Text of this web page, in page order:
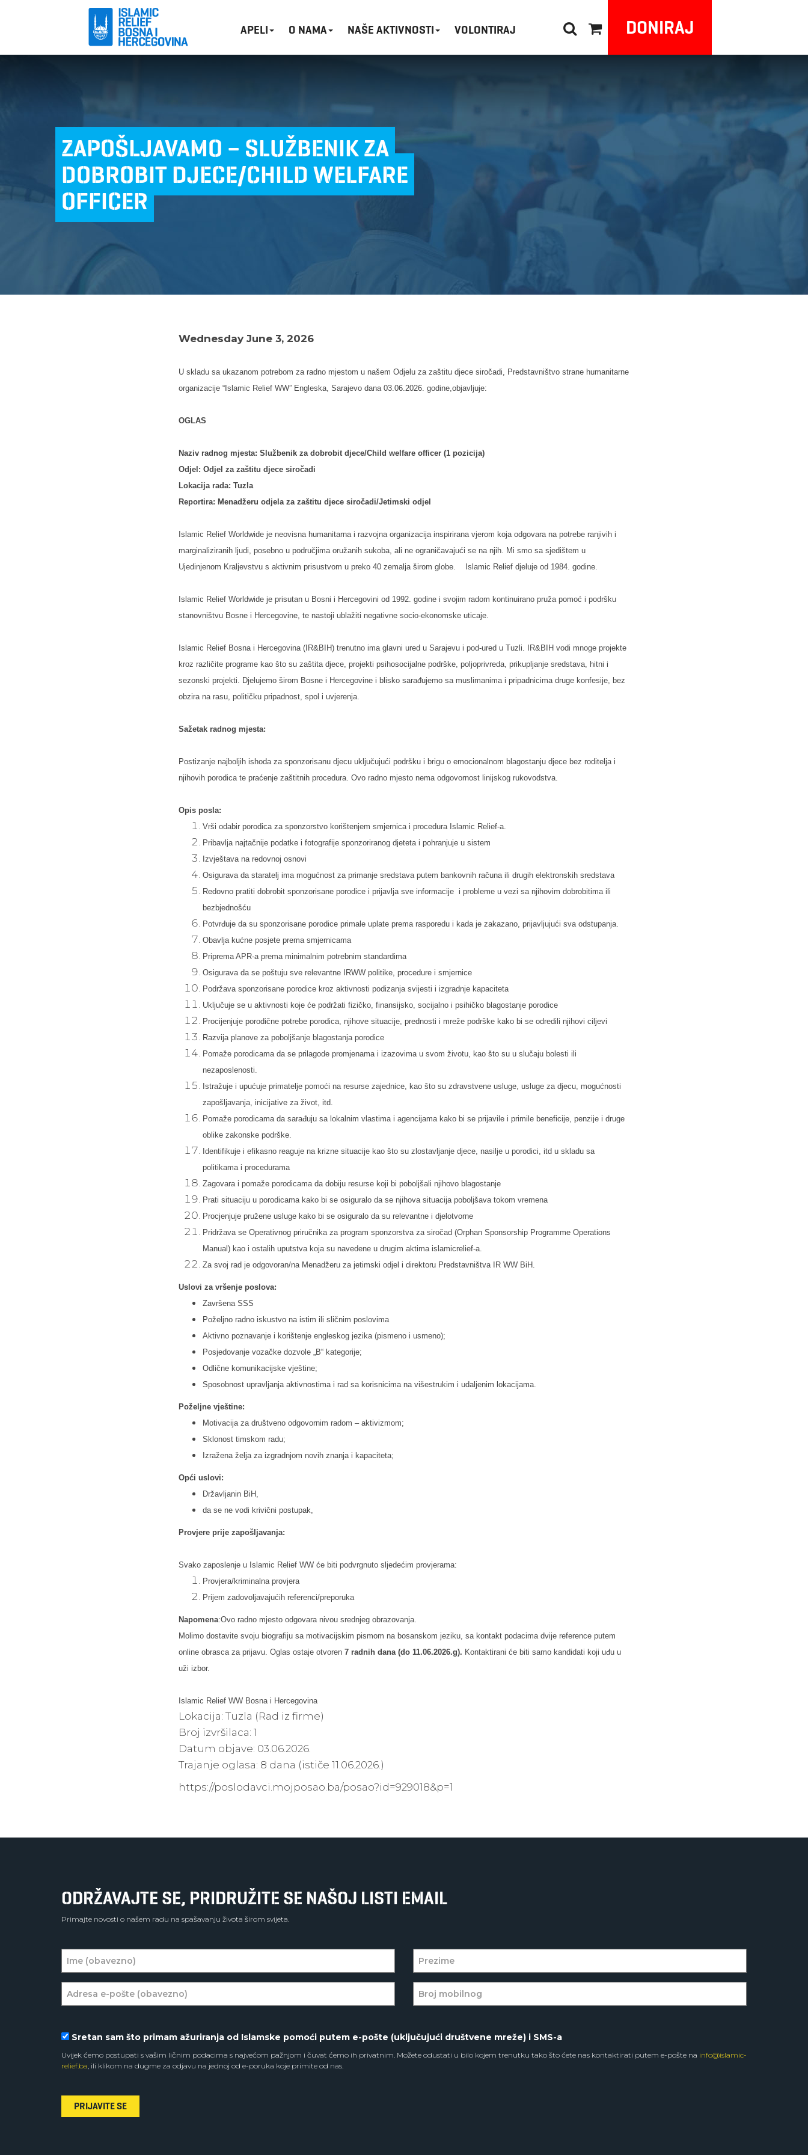
APELI O NAMA NAŠE AKTIVNOSTI VOLONTIRAJ DONIRAJ
ZAPOŠLJAVAMO – SLUŽBENIK ZA
DOBROBIT DJECE/CHILD WELFARE
OFFICER
Wednesday June 3, 2026
U skladu sa ukazanom potrebom za radno mjestom u našem Odjelu za zaštitu djece siročadi, Predstavništvo strane humanitarne
organizacije “Islamic Relief WW” Engleska, Sarajevo dana 03.06.2026. godine,objavljuje:
OGLAS
Naziv radnog mjesta: Službenik za dobrobit djece/Child welfare officer (1 pozicija)
Odjel: Odjel za zaštitu djece siročadi
Lokacija rada: Tuzla
Reportira: Menadžeru odjela za zaštitu djece siročadi/Jetimski odjel
Islamic Relief Worldwide je neovisna humanitarna i razvojna organizacija inspirirana vjerom koja odgovara na potrebe ranjivih i
marginaliziranih ljudi, posebno u područjima oružanih sukoba, ali ne ograničavajući se na njih. Mi smo sa sjedištem u
Ujedinjenom Kraljevstvu s aktivnim prisustvom u preko 40 zemalja širom globe. Islamic Relief djeluje od 1984. godine.
Islamic Relief Worldwide je prisutan u Bosni i Hercegovini od 1992. godine i svojim radom kontinuirano pruža pomoć i podršku
stanovništvu Bosne i Hercegovine, te nastoji ublažiti negativne socio-ekonomske uticaje.
Islamic Relief Bosna i Hercegovina (IR&BIH) trenutno ima glavni ured u Sarajevu i pod-ured u Tuzli. IR&BIH vodi mnoge projekte
kroz različite programe kao što su zaštita djece, projekti psihosocijalne podrške, poljoprivreda, prikupljanje sredstava, hitni i
sezonski projekti. Djelujemo širom Bosne i Hercegovine i blisko sarađujemo sa muslimanima i pripadnicima druge konfesije, bez
obzira na rasu, političku pripadnost, spol i uvjerenja.
Sažetak radnog mjesta:
Postizanje najboljih ishoda za sponzorisanu djecu uključujući podršku i brigu o emocionalnom blagostanju djece bez roditelja i
njihovih porodica te praćenje zaštitnih procedura. Ovo radno mjesto nema odgovornost linijskog rukovodstva.
Opis posla:
Vrši odabir porodica za sponzorstvo korištenjem smjernica i procedura Islamic Relief-a.
Pribavlja najtačnije podatke i fotografije sponzoriranog djeteta i pohranjuje u sistem
Izvještava na redovnoj osnovi
Osigurava da staratelj ima mogućnost za primanje sredstava putem bankovnih računa ili drugih elektronskih sredstava
Redovno pratiti dobrobit sponzorisane porodice i prijavlja sve informacije i probleme u vezi sa njihovim dobrobitima ili
bezbjednošću
Potvrđuje da su sponzorisane porodice primale uplate prema rasporedu i kada je zakazano, prijavljujući sva odstupanja.
Obavlja kućne posjete prema smjernicama
Priprema APR-a prema minimalnim potrebnim standardima
Osigurava da se poštuju sve relevantne IRWW politike, procedure i smjernice
Podržava sponzorisane porodice kroz aktivnosti podizanja svijesti i izgradnje kapaciteta
Uključuje se u aktivnosti koje će podržati fizičko, finansijsko, socijalno i psihičko blagostanje porodice
Procijenjuje porodične potrebe porodica, njihove situacije, prednosti i mreže podrške kako bi se odredili njihovi ciljevi
Razvija planove za poboljšanje blagostanja porodice
Pomaže porodicama da se prilagode promjenama i izazovima u svom životu, kao što su u slučaju bolesti ili
nezaposlenosti.
Istražuje i upućuje primatelje pomoći na resurse zajednice, kao što su zdravstvene usluge, usluge za djecu, mogućnosti
zapošljavanja, inicijative za život, itd.
Pomaže porodicama da sarađuju sa lokalnim vlastima i agencijama kako bi se prijavile i primile beneficije, penzije i druge
oblike zakonske podrške.
Identifikuje i efikasno reaguje na krizne situacije kao što su zlostavljanje djece, nasilje u porodici, itd u skladu sa
politikama i procedurama
Zagovara i pomaže porodicama da dobiju resurse koji bi poboljšali njihovo blagostanje
Prati situaciju u porodicama kako bi se osiguralo da se njihova situacija poboljšava tokom vremena
Procjenjuje pružene usluge kako bi se osiguralo da su relevantne i djelotvorne
Pridržava se Operativnog priručnika za program sponzorstva za siročad (Orphan Sponsorship Programme Operations
Manual) kao i ostalih uputstva koja su navedene u drugim aktima islamicrelief-a.
Za svoj rad je odgovoran/na Menadžeru za jetimski odjel i direktoru Predstavništva IR WW BiH.
Uslovi za vršenje poslova:
Završena SSS
Poželjno radno iskustvo na istim ili sličnim poslovima
Aktivno poznavanje i korištenje engleskog jezika (pismeno i usmeno);
Posjedovanje vozačke dozvole „B“ kategorije;
Odlične komunikacijske vještine;
Sposobnost upravljanja aktivnostima i rad sa korisnicima na višestrukim i udaljenim lokacijama.
Poželjne vještine:
Motivacija za društveno odgovornim radom – aktivizmom;
Sklonost timskom radu;
Izražena želja za izgradnjom novih znanja i kapaciteta;
Opći uslovi:
Državljanin BiH,
da se ne vodi krivični postupak,
Provjere prije zapošljavanja:
Svako zaposlenje u Islamic Relief WW će biti podvrgnuto sljedećim provjerama:
Provjera/kriminalna provjera
Prijem zadovoljavajućih referenci/preporuka
Napomena:Ovo radno mjesto odgovara nivou srednjeg obrazovanja.
Molimo dostavite svoju biografiju sa motivacijskim pismom na bosanskom jeziku, sa kontakt podacima dvije reference putem
online obrasca za prijavu. Oglas ostaje otvoren 7 radnih dana (do 11.06.2026.g). Kontaktirani će biti samo kandidati koji uđu u
uži izbor.
Islamic Relief WW Bosna i Hercegovina
Lokacija: Tuzla (Rad iz firme)
Broj izvršilaca: 1
Datum objave: 03.06.2026.
Trajanje oglasa: 8 dana (ističe 11.06.2026.)
https://poslodavci.mojposao.ba/posao?id=929018&p=1
ODRŽAVAJTE SE, PRIDRUŽITE SE NAŠOJ LISTI EMAIL
Primajte novosti o našem radu na spašavanju života širom svijeta.
Sretan sam što primam ažuriranja od Islamske pomoći putem e-pošte (uključujući društvene mreže) i SMS-a
Uvijek ćemo postupati s vašim ličnim podacima s najvećom pažnjom i čuvat ćemo ih privatnim. Možete odustati u bilo kojem trenutku tako što ćete nas kontaktirati putem e-pošte na info@islamic-
relief.ba, ili klikom na dugme za odjavu na jednoj od e-poruka koje primite od nas.
PRIJAVITE SE